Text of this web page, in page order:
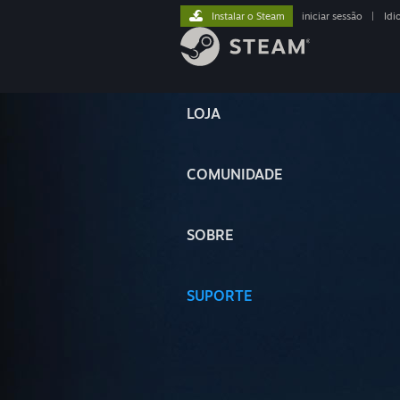
LOJA
COMUNIDADE
SOBRE
SUPORTE
Instalar o Steam iniciar sessão